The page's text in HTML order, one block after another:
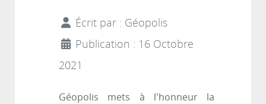
Écrit par : Géopolis
Publication : 16 Octobre
2021
Géopolis mets à l'honneur la